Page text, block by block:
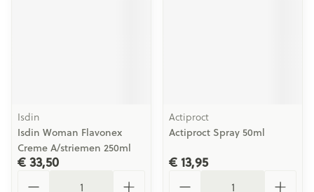
Isdin
Isdin Woman Flavonex
Creme A/striemen 250ml
€ 33,50
Actiproct
Actiproct Spray 50ml
€ 13,95